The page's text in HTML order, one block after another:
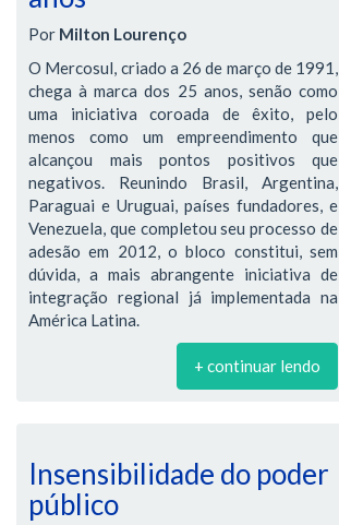
Por Milton Lourenço
O Mercosul, criado a 26 de março de 1991,
chega à marca dos 25 anos, senão como
uma iniciativa coroada de êxito, pelo
menos como um empreendimento que
alcançou mais pontos positivos que
negativos. Reunindo Brasil, Argentina,
Paraguai e Uruguai, países fundadores, e
Venezuela, que completou seu processo de
adesão em 2012, o bloco constitui, sem
dúvida, a mais abrangente iniciativa de
integração regional já implementada na
América Latina.
+ continuar lendo
Insensibilidade do poder
público